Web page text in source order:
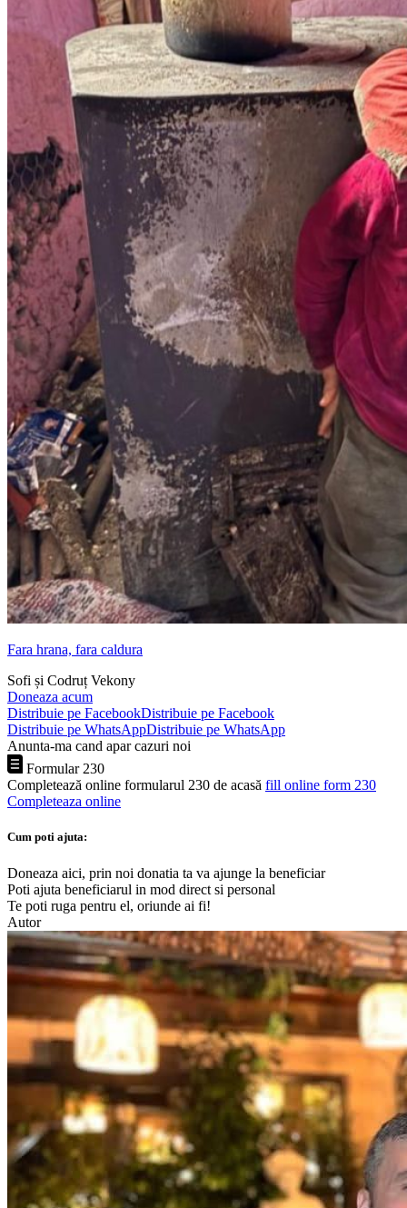
Fara hrana, fara caldura
Sofi și Codruț Vekony
Doneaza acum
Distribuie pe FacebookDistribuie pe Facebook
Distribuie pe WhatsAppDistribuie pe WhatsApp
Anunta-ma cand apar cazuri noi
Formular 230
Completează online formularul 230 de acasă fill online form 230
Completeaza online
Cum poti ajuta:
Doneaza aici, prin noi donatia ta va ajunge la beneficiar
Poti ajuta beneficiarul in mod direct si personal
Te poti ruga pentru el, oriunde ai fi!
Autor